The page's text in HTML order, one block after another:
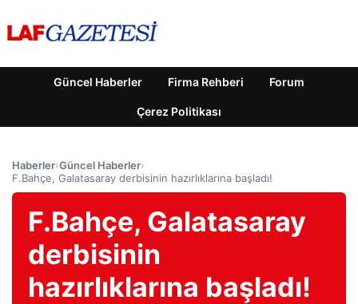
Güncel Haberler Firma Rehberi Forum
Çerez Politikası
Haberler›Güncel Haberler›
F.Bahçe, Galatasaray derbisinin hazırlıklarına başladı!
F.Bahçe, Galatasaray
derbisinin
hazırlıklarına başladı!